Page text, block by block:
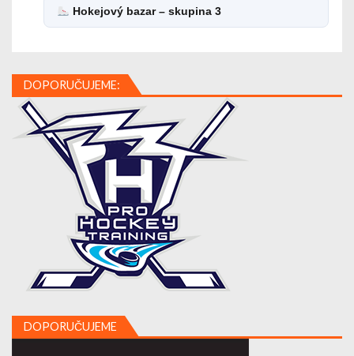
Hokejový bazar – skupina 3
DOPORUČUJEME:
DOPORUČUJEME